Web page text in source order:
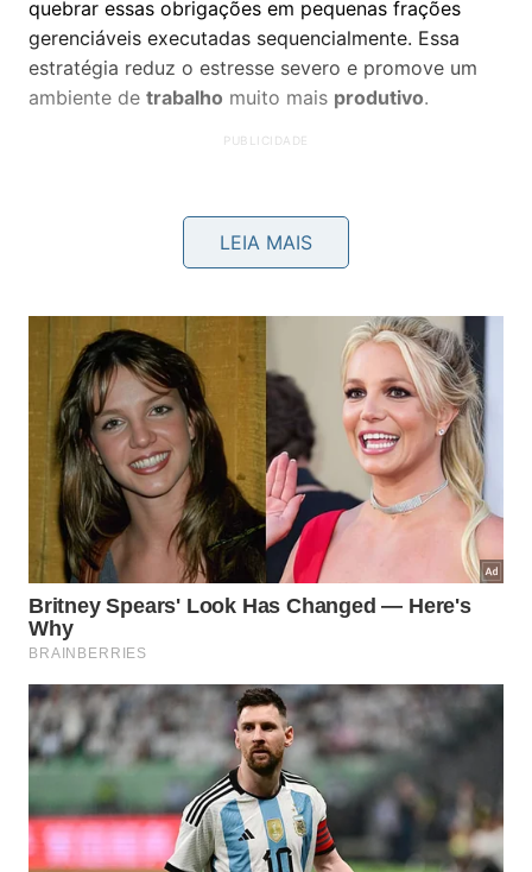
quebrar essas obrigações em pequenas frações
gerenciáveis executadas sequencialmente. Essa
estratégia reduz o estresse severo e promove um
ambiente de trabalho muito mais produtivo.
Abaixo, um vídeo do canal Brasil Escola no YouTube
que aprofunda os pontos discutidos neste tema:
LEIA MAIS